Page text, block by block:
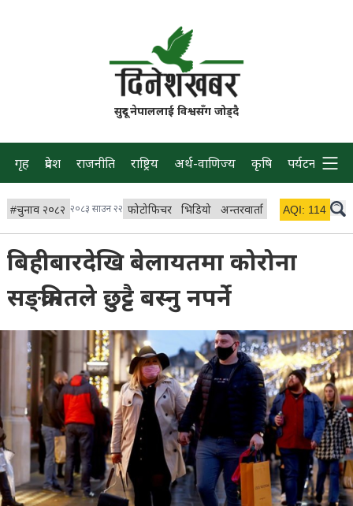
सुदूर नेपाललाई विश्वसँग जोड्दै
गृह प्रदेश राजनीति राष्ट्रिय अर्थ-वाणिज्य कृषि पर्यटन प्रवास
#चुनाव २०८२ २०८३ साउन २२ फोटोफिचर भिडियो अन्तरवार्ता विचार/ब्लग
AQI: 114
बिहीबारदेखि बेलायतमा कोरोना
सङ्क्रमितले छुट्टै बस्नु नपर्ने